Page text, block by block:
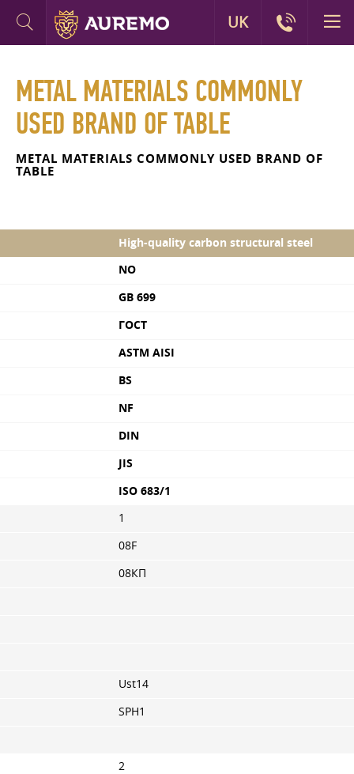
METAL MATERIALS COMMONLY
USED BRAND OF TABLE
METAL MATERIALS COMMONLY USED BRAND OF
TABLE
High-quality carbon structural steel
NO
GB 699
ГОСТ
ASTM AISI
BS
NF
DIN
JIS
ISO 683/1
1
08F
08КП
Ust14
SPH1
2
UK